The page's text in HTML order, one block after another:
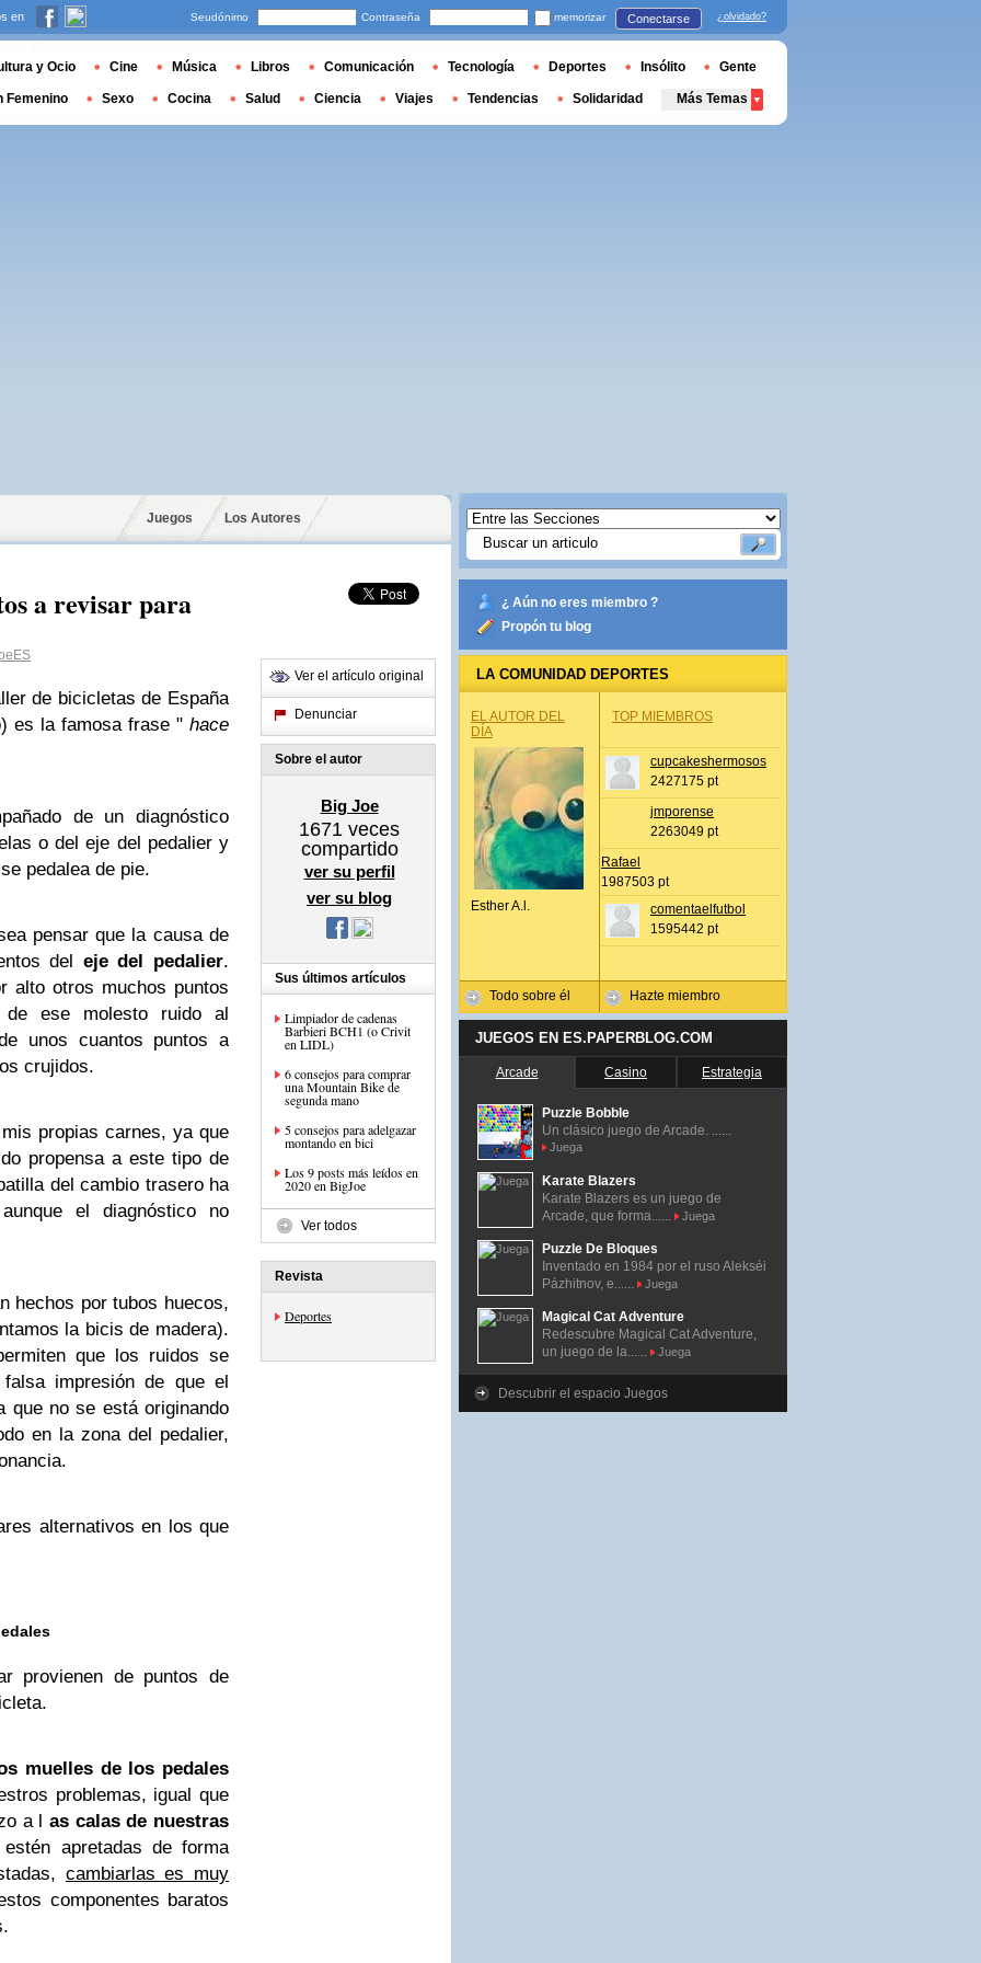
Juegos Los Autores
a revisar para
de bicicletas de España
es la famosa frase " hace
de un diagnóstico
o del eje del pedalier y
pedalea de pie.
pensar que la causa de
del eje del pedalier.
alto otros muchos puntos
ese molesto ruido al
unos cuantos puntos a
crujidos.
propias carnes, ya que
propensa a este tipo de
del cambio trasero ha
el diagnóstico no
hechos por tubos huecos,
la bicis de madera).
que los ruidos se
impresión de que el
que no se está originando
en la zona del pedalier,
alternativos en los que
provienen de puntos de
muelles de los pedales
problemas, igual que
a las calas de nuestras
apretadas de forma
cambiarlas es muy
componentes baratos
Ver el artículo original
Denunciar
Sobre el autor
Big Joe
1671 veces
compartido
ver su perfil
ver su blog
Sus últimos artículos
Limpiador de cadenas
Barbieri BCH1 (o Crivit
en LIDL)
6 consejos para comprar
una Mountain Bike de
segunda mano
5 consejos para adelgazar
montando en bici
Los 9 posts más leídos en
2020 en BigJoe
Ver todos
Revista
Deportes
¿ Aún no eres miembro ?
Propón tu blog
LA COMUNIDAD DEPORTES
EL AUTOR DEL
DÍA
Esther A.l.
Todo sobre él
TOP MIEMBROS
cupcakeshermosos
2427175 pt
jmporense
2263049 pt
Rafael
1987503 pt
comentaelfutbol
1595442 pt
Hazte miembro
JUEGOS EN ES.PAPERBLOG.COM
Arcade Casino Estrategia
Puzzle Bobble
Un clásico juego de Arcade. ......
Juega
Karate Blazers
Karate Blazers es un juego de
Arcade, que forma......
Juega
Puzzle De Bloques
Inventado en 1984 por el ruso Alekséi
Pázhitnov, e......
Juega
Magical Cat Adventure
Redescubre Magical Cat Adventure,
un juego de la......
Juega
Descubrir el espacio Juegos
en Seudónimo Contraseña memorizar Conectarse ¿olvidado?
y Ocio Cine Música Libros Comunicación Tecnología Deportes Insólito Gente
Femenino Sexo Cocina Salud Ciencia Viajes Tendencias Solidaridad Más Temas